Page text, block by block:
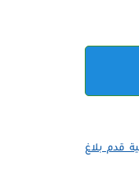
قدم بلاغ